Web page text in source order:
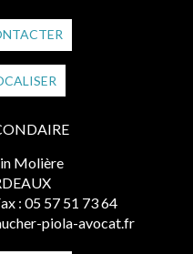
Molière
: 05 57 51 73 64
piola-avocat.fr